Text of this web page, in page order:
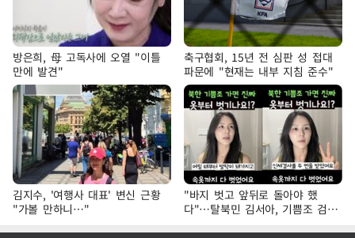
방은희, 母 고독사에 오열 "이틀
만에 발견"
축구협회, 15년 전 심판 성 접대
파문에 "현재는 내부 지침 준수"
김지수, '여행사 대표' 변신 근황
"가볼 만하니…"
"바지 벗고 앞뒤로 돌아야 했
다"…탈북민 김서아, 기쁨조 검사
수치심 회상